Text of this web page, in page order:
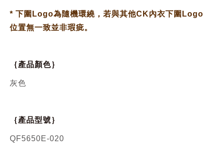
* 下圍Logo為隨機環繞，若與其他CK內衣下圍Logo
位置無一致並非瑕疵。
｛產品顏色｝
灰色
｛產品型號｝
QF5650E-020